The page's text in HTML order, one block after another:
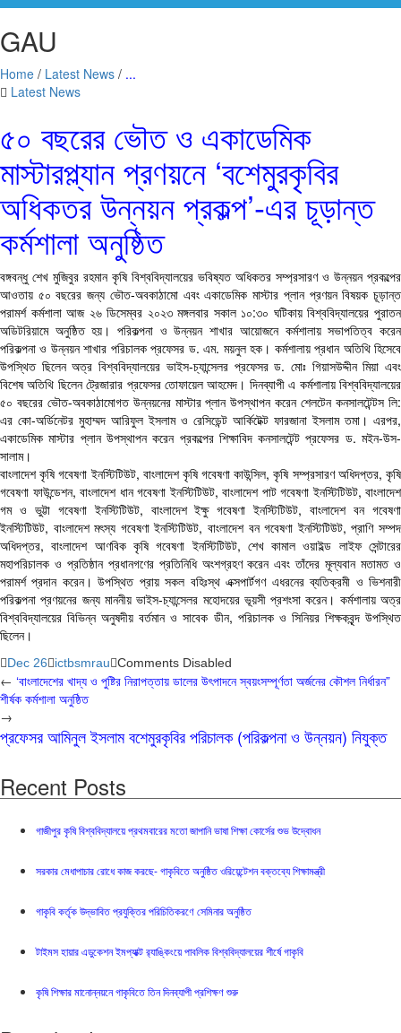
GAU
Home / Latest News / ...
Latest News
৫০ বছরের ভৌত ও একাডেমিক
মাস্টারপ্ল্যান প্রণয়নে ‘বশেমুরকৃবির
অধিকতর উন্নয়ন প্রকল্প’-এর চূড়ান্ত
কর্মশালা অনুষ্ঠিত
বঙ্গবন্ধু শেখ মুজিবুর রহমান কৃষি বিশ্ববিদ্যালয়ের ভবিষ্যত অধিকতর সম্প্রসারণ ও উন্নয়ন প্রকল্পের
আওতায় ৫০ বছরের জন্য ভৌত-অবকাঠামো এবং একাডেমিক মাস্টার প্লান প্রণয়ন বিষয়ক চূড়ান্ত
পরামর্শ কর্মশালা আজ ২৬ ডিসেম্বর ২০২৩ মঙ্গলবার সকাল ১০:৩০ ঘটিকায় বিশ্ববিদ্যালয়ের পুরাতন
অডিটরিয়ামে অনুষ্ঠিত হয়। পরিকল্পনা ও উন্নয়ন শাখার আয়োজনে কর্মশালায় সভাপতিত্ব করেন
পরিকল্পনা ও উন্নয়ন শাখার পরিচালক প্রফেসর ড. এম. ময়নুল হক। কর্মশালায় প্রধান অতিথি হিসেবে
উপস্থিত ছিলেন অত্র বিশ্ববিদ্যালয়ের ভাইস-চ্যান্সেলর প্রফেসর ড. মোঃ গিয়াসউদ্দীন মিয়া এবং
বিশেষ অতিথি ছিলেন ট্রেজারার প্রফেসর তোফায়েল আহমেদ। দিনব্যাপী এ কর্মশালায় বিশ্ববিদ্যালয়ের
৫০ বছরের ভৌত-অবকাঠামোগত উন্নয়নের মাস্টার প্লান উপস্থাপন করেন শেলটেন কনসালটেন্টস লি:
এর কো-অর্ডিনেটর মুহাম্মদ আরিফুল ইসলাম ও রেসিডেন্ট আর্কিটেক্ট ফারজানা ইসলাম তমা। এরপর,
একাডেমিক মাস্টার প্লান উপস্থাপন করেন প্রকল্পের শিক্ষাবিদ কনসালটেন্ট প্রফেসর ড. মইন-উস-
সালাম।
বাংলাদেশ কৃষি গবেষণা ইনস্টিটিউট, বাংলাদেশ কৃষি গবেষণা কাউন্সিল, কৃষি সম্প্রসারণ অধিদপ্তর, কৃষি
গবেষণা ফাউন্ডেশন, বাংলাদেশ ধান গবেষণা ইনস্টিটিউট, বাংলাদেশ পাট গবেষণা ইনস্টিটিউট, বাংলাদেশ
গম ও ভুট্টা গবেষণা ইনস্টিটিউট, বাংলাদেশ ইক্ষু গবেষণা ইনস্টিটিউট, বাংলাদেশ বন গবেষণা
ইনস্টিটিউট, বাংলাদেশ মৎস্য গবেষণা ইনস্টিটিউট, বাংলাদেশ বন গবেষণা ইনস্টিটিউট, প্রাণি সম্পদ
অধিদপ্তর, বাংলাদেশ আণবিক কৃষি গবেষণা ইনস্টিটিউট, শেখ কামাল ওয়াইল্ড লাইফ সেন্টারের
মহাপরিচালক ও প্রতিষ্ঠান প্রধানগণের প্রতিনিধি অংশগ্রহণ করেন এবং তাঁদের মূল্যবান মতামত ও
পরামর্শ প্রদান করেন। উপস্থিত প্রায় সকল বহিঃস্থ এক্সপার্টগণ এধরনের ব্যতিক্রমী ও ভিশনারী
পরিকল্পনা প্রণয়নের জন্য মাননীয় ভাইস-চ্যান্সেলর মহোদয়ের ভূয়সী প্রশংসা করেন। কর্মশালায় অত্র
বিশ্ববিদ্যালয়ের বিভিন্ন অনুষদীয় বর্তমান ও সাবেক ডীন, পরিচালক ও সিনিয়র শিক্ষকবৃন্দ উপস্থিত
ছিলেন।
Dec 26 ictbsmrau Comments Disabled
← ‘বাংলাদেশের খাদ্য ও পুষ্টির নিরাপত্তায় ডালের উৎপাদনে স্বয়ংসম্পূর্ণতা অর্জনের কৌশল নির্ধারন”
শীর্ষক কর্মশালা অনুষ্ঠিত
→
প্রফেসর আমিনুল ইসলাম বশেমুরকৃবির পরিচালক (পরিকল্পনা ও উন্নয়ন) নিযুক্ত
Recent Posts
গাজীপুর কৃষি বিশ্ববিদ্যালয়ে প্রথমবারের মতো জাপানি ভাষা শিক্ষা কোর্সের শুভ উদ্বোধন
সরকার মেধাপাচার রোধে কাজ করছে- গাকৃবিতে অনুষ্ঠিত ওরিয়েন্টেশন বক্তব্যে শিক্ষামন্ত্রী
গাকৃবি কর্তৃক উদ্ভাবিত প্রযুক্তির পরিচিতিকরণে সেমিনার অনুষ্ঠিত
টাইমস হায়ার এডুকেশন ইমপ্যাক্ট র‍্যাঙ্কিংয়ে পাবলিক বিশ্ববিদ্যালয়ের শীর্ষে গাকৃবি
কৃষি শিক্ষার মানোন্নয়নে গাকৃবিতে তিন দিনব্যাপী প্রশিক্ষণ শুরু